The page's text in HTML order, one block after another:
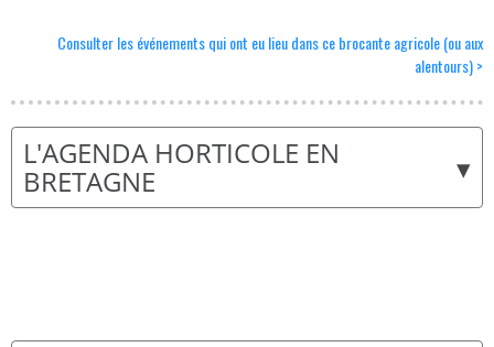
Consulter les événements qui ont eu lieu dans ce brocante agricole (ou aux
alentours) >
▾
L'AGENDA HORTICOLE EN
BRETAGNE